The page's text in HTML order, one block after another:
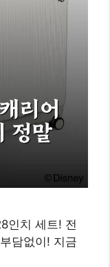
인치 세트! 전
담없이! 지금